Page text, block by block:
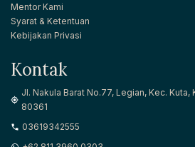
Mentor Kami
Syarat & Ketentuan
Kebijakan Privasi
Kontak
Jl. Nakula Barat No.77, Legian, Kec. Kuta,
80361
03619342555